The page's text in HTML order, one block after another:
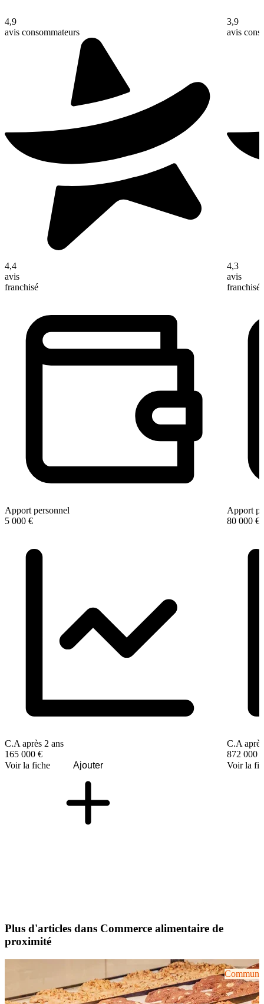
4,9
avis consommateurs
4,4
avis
franchisé
Apport personnel
5 000 €
C.A après 2 ans
165 000 €
Voir la fiche
Ajouter
3,9
avis
4,3
avis
franchisé
Apport
80 000 €
C.A
872 000 €
Voir la
Plus d'articles dans Commerce alimentaire de
proximité